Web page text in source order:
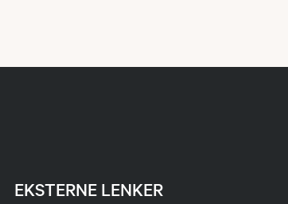
EKSTERNE LENKER